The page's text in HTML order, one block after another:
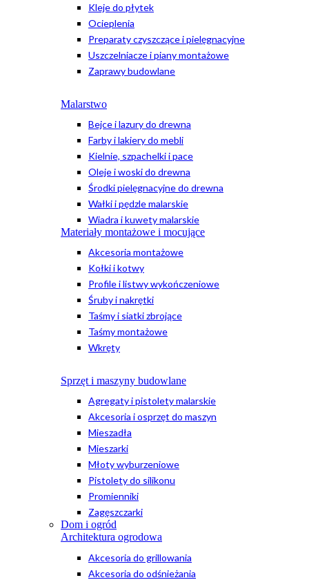
Kleje do płytek
Ocieplenia
Preparaty czyszczące i pielęgnacyjne
Uszczelniacze i piany montażowe
Zaprawy budowlane
Malarstwo
Bejce i lazury do drewna
Farby i lakiery do mebli
Kielnie, szpachelki i pace
Oleje i woski do drewna
Środki pielęgnacyjne do drewna
Wałki i pędzle malarskie
Wiadra i kuwety malarskie
Materiały montażowe i mocujące
Akcesoria montażowe
Kołki i kotwy
Profile i listwy wykończeniowe
Śruby i nakrętki
Taśmy i siatki zbrojące
Taśmy montażowe
Wkręty
Sprzęt i maszyny budowlane
Agregaty i pistolety malarskie
Akcesoria i osprzęt do maszyn
Mieszadła
Mieszarki
Młoty wyburzeniowe
Pistolety do silikonu
Promienniki
Zagęszczarki
Dom i ogród
Architektura ogrodowa
Akcesoria do grillowania
Akcesoria do odśnieżania